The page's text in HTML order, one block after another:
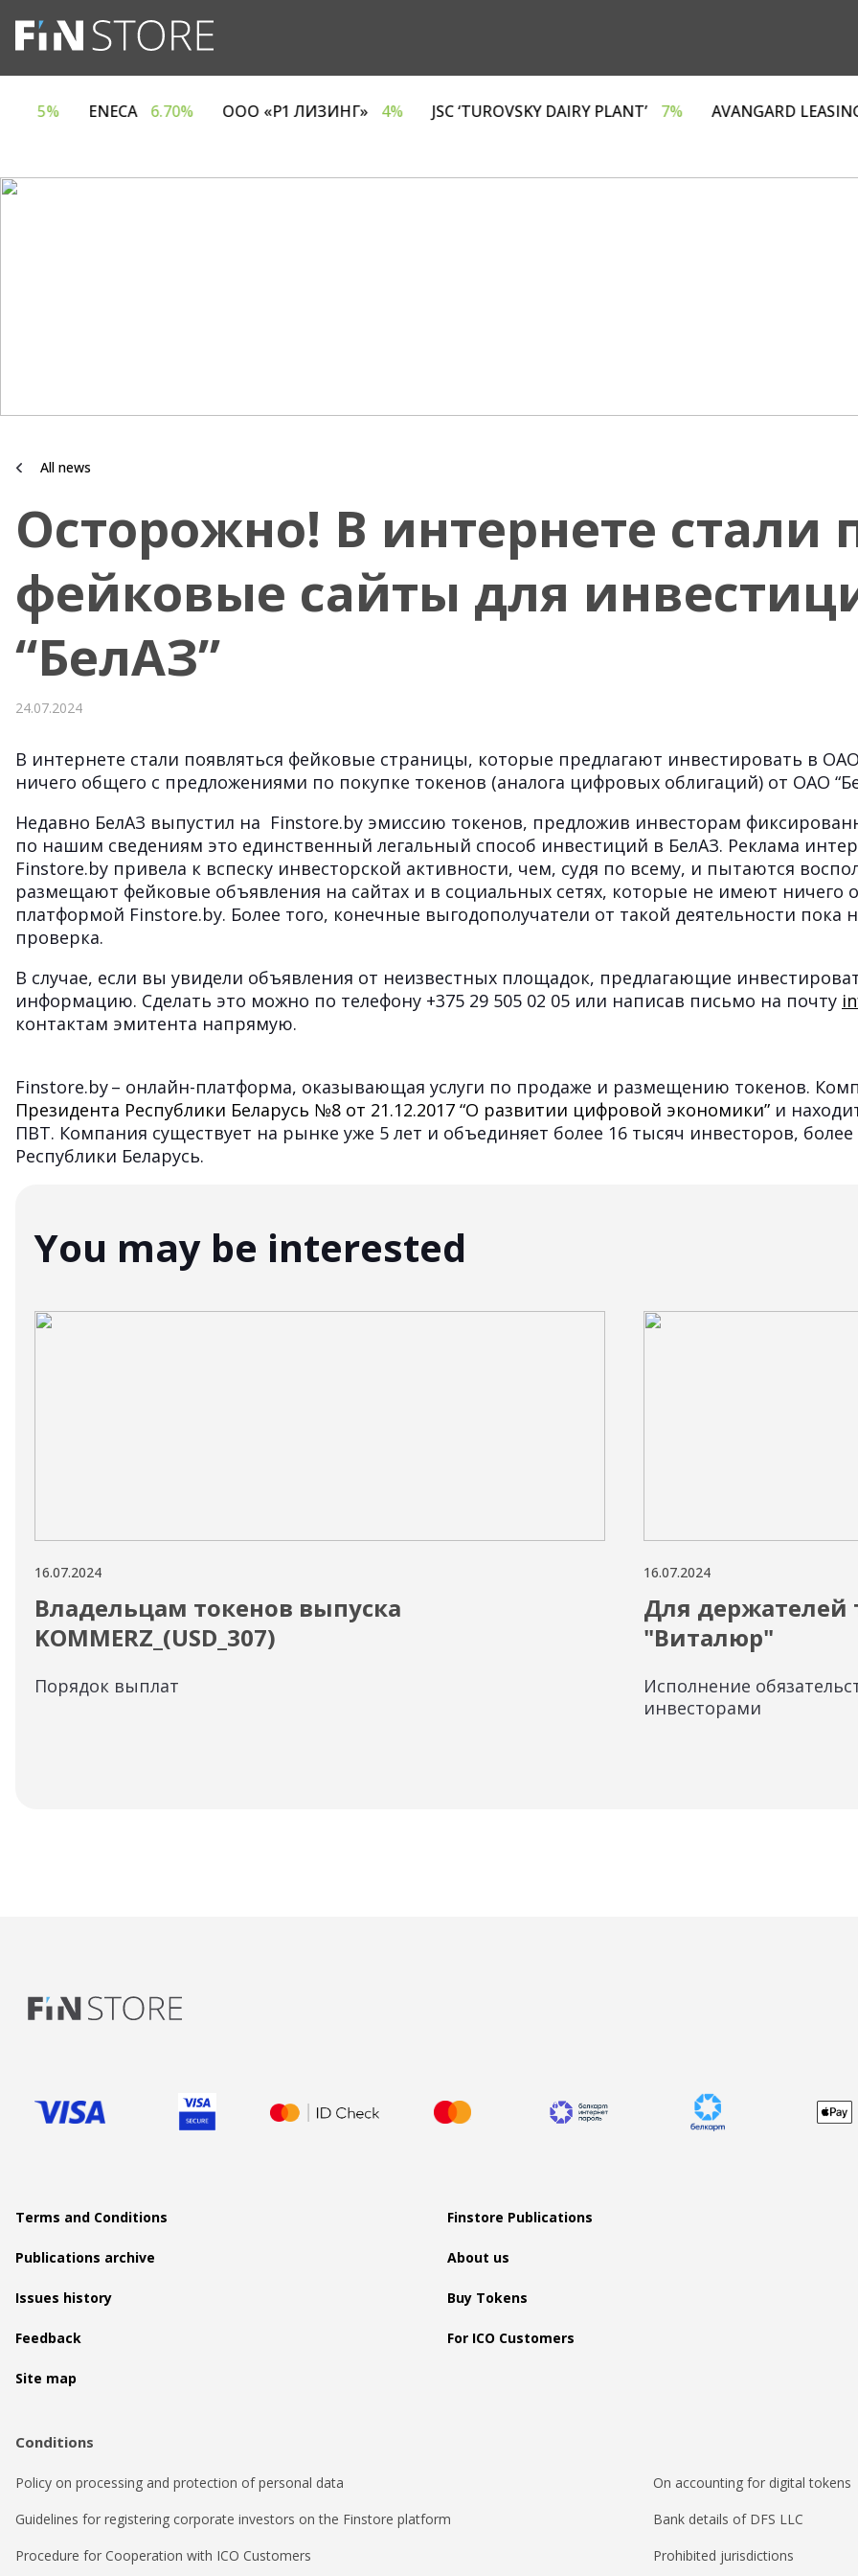
5% ENECA 6.70% ООО «Р1 ЛИЗИНГ» 4% JSC ‘TUROVSKY DAIRY PLANT’ 7%
All news
Осторожно! В интернете стали
фейковые сайты для
“БелАЗ”
24.07.2024
В интернете стали появляться фейковые страницы, которые предлагают инвестировать в
ничего общего с предложениями по покупке токенов (аналога цифровых облигаций) от ОАО
Недавно БелАЗ выпустил на Finstore.by эмиссию токенов, предложив инвесторам
по нашим сведениям это единственный легальный способ инвестиций в БелАЗ. Реклама
Finstore.by привела к вспеску инвесторской активности, чем, судя по всему, и пытаются
размещают фейковые объявления на сайтах и в социальных сетях, которые не имеют
платформой Finstore.by. Более того, конечные выгодополучатели от такой деятельности пока
проверка.
В случае, если вы увидели объявления от неизвестных площадок, предлагающие
информацию. Сделать это можно по телефону +375 29 505 02 05 или написав письмо на почту
контактам эмитента напрямую.
Finstore.by – онлайн-платформа, оказывающая услуги по продаже и размещению токенов.
Президента Республики Беларусь №8 от 21.12.2017 “О развитии цифровой экономики” и
ПВТ. Компания существует на рынке уже 5 лет и объединяет более 16 тысяч инвесторов,
Республики Беларусь.
You may be interested
16.07.2024
Владельцам токенов выпуска
KOMMERZ_(USD_307)
Порядок выплат
16.07.2024
Для держателей
"Виталюр"
Исполнение
инвесторами
Terms and Conditions Finstore Publications
Publications archive About us
Issues history Buy Tokens
Feedback For ICO Customers
Site map
Conditions
Policy on processing and protection of personal data
On accounting for digital tokens
Guidelines for registering corporate investors on the Finstore platform
Bank details of DFS LLC
Procedure for Cooperation with ICO Customers
Prohibited jurisdictions